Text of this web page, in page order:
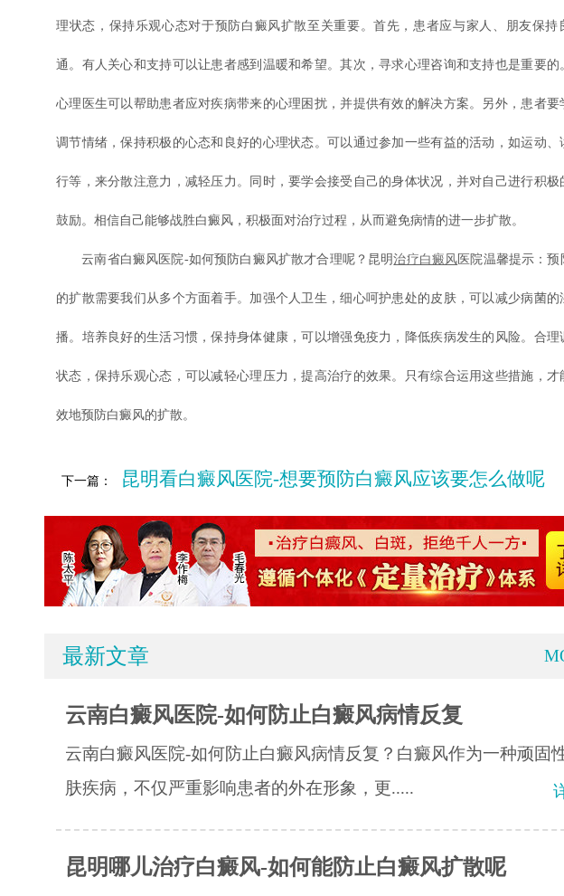
理状态，保持乐观心态对于预防白癜风扩散至关重要。首先，患者应与家人、朋友保持
通。有人关心和支持可以让患者感到温暖和希望。其次，寻求心理咨询和支持也是重要的
心理医生可以帮助患者应对疾病带来的心理困扰，并提供有效的解决方案。另外，患者要
调节情绪，保持积极的心态和良好的心理状态。可以通过参加一些有益的活动，如运动、
行等，来分散注意力，减轻压力。同时，要学会接受自己的身体状况，并对自己进行积极
鼓励。相信自己能够战胜白癜风，积极面对治疗过程，从而避免病情的进一步扩散。
云南省白癜风医院-如何预防白癜风扩散才合理呢？昆明治疗白癜风 医院温馨提示：预
的扩散需要我们从多个方面着手。加强个人卫生，细心呵护患处的皮肤，可以减少病菌的
播。培养良好的生活习惯，保持身体健康，可以增强免疫力，降低疾病发生的风险。合理
状态，保持乐观心态，可以减轻心理压力，提高治疗的效果。只有综合运用这些措施，才
效地预防白癜风的扩散。
下一篇： 昆明看白癜风医院-想要预防白癜风应该要怎么做呢
最新文章
云南白癜风医院-如何防止白癜风病情反复
云南白癜风医院-如何防止白癜风病情反复？白癜风作为一种顽固
肤疾病，不仅严重影响患者的外在形象，更.....
昆明哪儿治疗白癜风-如何能防止白癜风扩散呢